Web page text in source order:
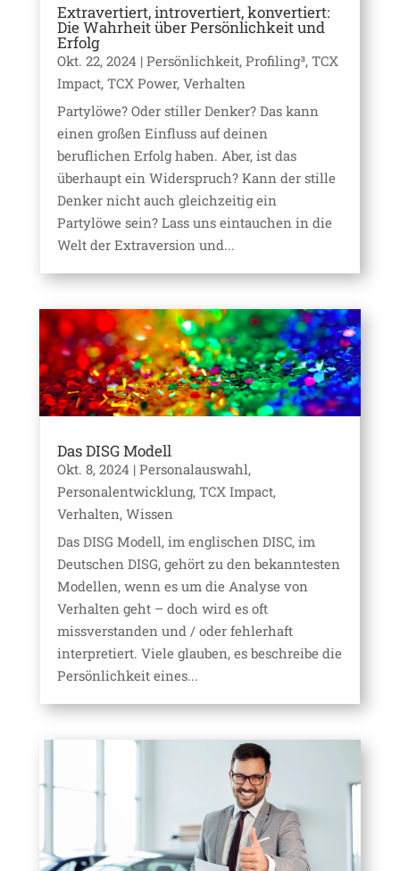
Extravertiert, introvertiert, konvertiert:
Die Wahrheit über Persönlichkeit und
Erfolg
Okt. 22, 2024 | Persönlichkeit, Profiling³, TCX
Impact, TCX Power, Verhalten
Partylöwe? Oder stiller Denker? Das kann
einen großen Einfluss auf deinen
beruflichen Erfolg haben. Aber, ist das
überhaupt ein Widerspruch? Kann der stille
Denker nicht auch gleichzeitig ein
Partylöwe sein? Lass uns eintauchen in die
Welt der Extraversion und...
Das DISG Modell
Okt. 8, 2024 | Personalauswahl,
Personalentwicklung, TCX Impact,
Verhalten, Wissen
Das DISG Modell, im englischen DISC, im
Deutschen DISG, gehört zu den bekanntesten
Modellen, wenn es um die Analyse von
Verhalten geht – doch wird es oft
missverstanden und / oder fehlerhaft
interpretiert. Viele glauben, es beschreibe die
Persönlichkeit eines...